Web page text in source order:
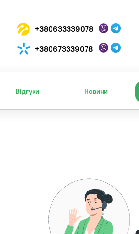
Новини
Відгуки
+380633339078
+380673339078